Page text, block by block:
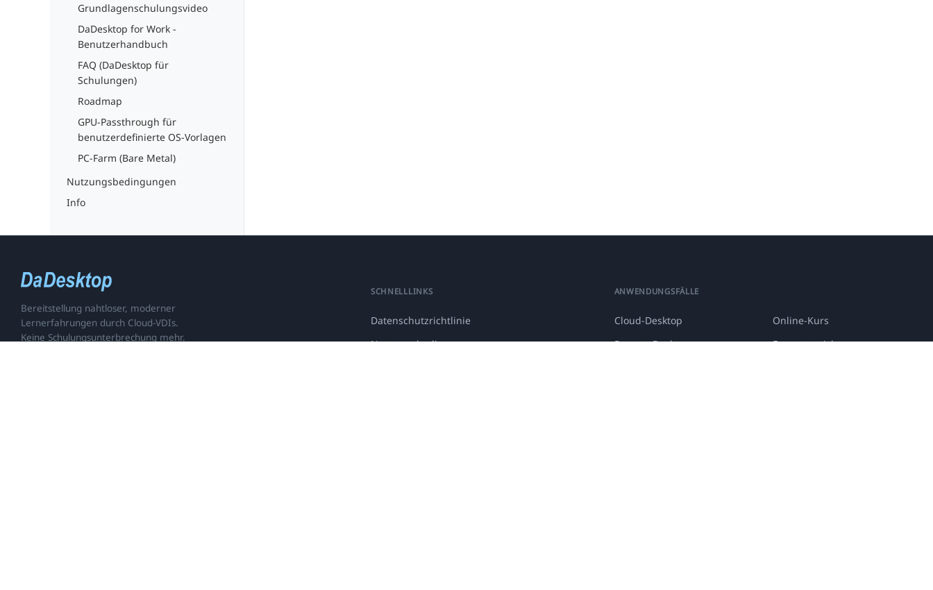
Grundlagenschulungsvideo
DaDesktop for Work -
Benutzerhandbuch
FAQ (DaDesktop für
Schulungen)
Roadmap
GPU-Passthrough für
benutzerdefinierte OS-Vorlagen
PC-Farm (Bare Metal)
Nutzungsbedingungen
Info
Bereitstellung nahtloser, moderner
Lernerfahrungen durch Cloud-VDIs.
Keine Schulungsunterbrechung mehr.
SCHNELLLINKS
Datenschutzrichtlinie
Nutzungsbedingungen
ANWENDUNGSFÄLLE
Cloud-Desktop
Online-Kurs
Remote Desktop
Fernunterricht